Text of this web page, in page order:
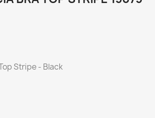
Stripe - Black